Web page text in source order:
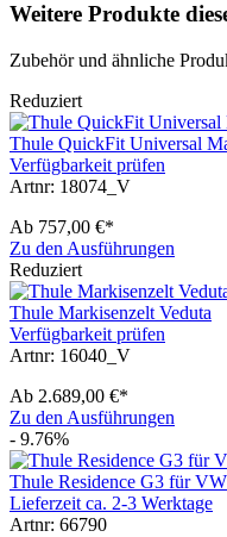
Weitere Produkte
Zubehör und ähnliche
Reduziert
Thule QuickFit Universal
Verfügbarkeit prüfen
Artnr: 18074_V
Ab 757,00 €*
Zu den Ausführungen
Reduziert
Thule Markisenzelt Veduta
Verfügbarkeit prüfen
Artnr: 16040_V
Ab 2.689,00 €*
Zu den Ausführungen
- 9.76%
Thule Residence G3 für
Lieferzeit ca. 2-3 Werktage
Artnr: 66790